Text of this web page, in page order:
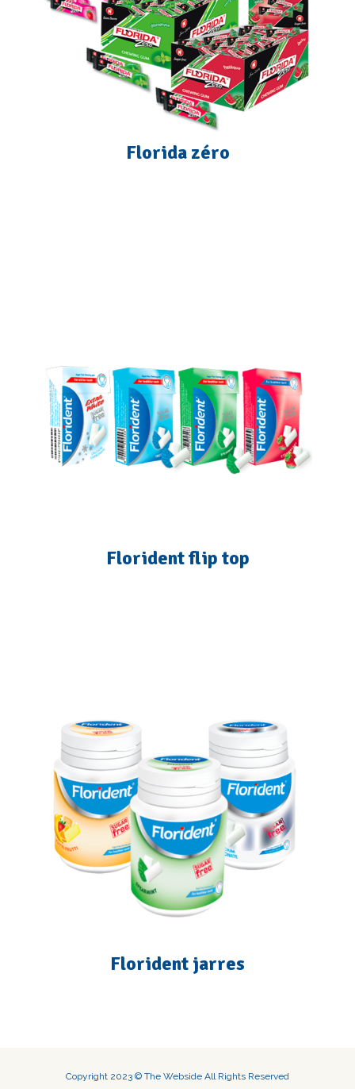
Florida zéro
Florident flip top
Florident jarres
Copyright 2023 © The Webside All Rights Reserved